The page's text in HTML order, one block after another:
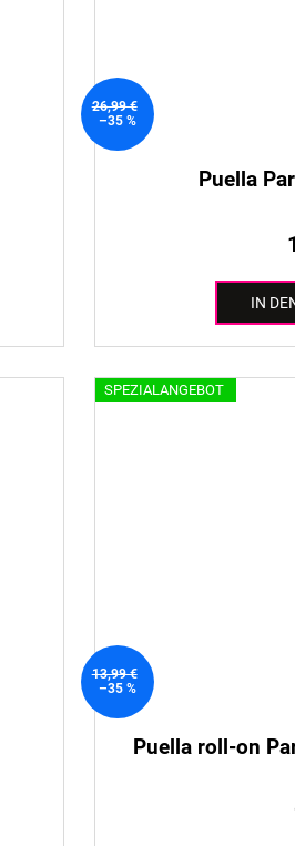
26,99 €
–35 %
Puella
IN
SPEZIALANGEBOT
13,99 €
–35 %
Puella roll-on